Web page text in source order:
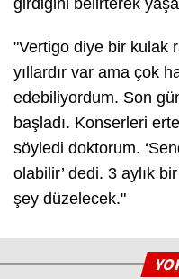
girdiğini belirterek
"Vertigo diye bir kulak
yıllardır var ama çok
edebiliyordum. Son
başladı. Konserleri
söyledi doktorum.
olabilir’ dedi. 3 aylık
şey düzelecek."